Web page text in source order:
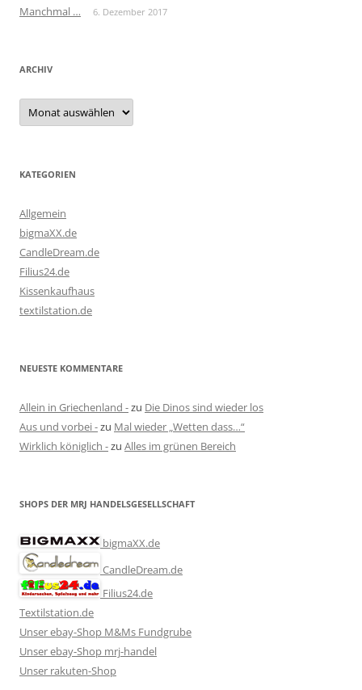
Manchmal … 6. Dezember 2017
ARCHIV
Archiv
KATEGORIEN
Allgemein
bigmaXX.de
CandleDream.de
Filius24.de
Kissenkaufhaus
textilstation.de
NEUESTE KOMMENTARE
Allein in Griechenland -zu Die Dinos sind wieder los
Aus und vorbei -zu Mal wieder „Wetten dass…“
Wirklich königlich -zu Alles im grünen Bereich
SHOPS DER MRJ HANDELSGESELLSCHAFT
bigmaXX.de
CandleDream.de
Filius24.de
Textilstation.de
Unser ebay-Shop M&Ms Fundgrube
Unser ebay-Shop mrj-handel
Unser rakuten-Shop